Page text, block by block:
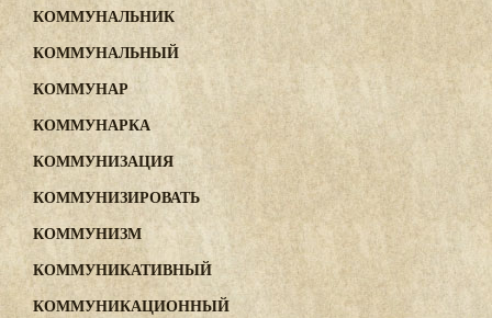
КОММУНАЛЬНИК
КОММУНАЛЬНЫЙ
КОММУНАР
КОММУНАРКА
КОММУНИЗАЦИЯ
КОММУНИЗИРОВАТЬ
КОММУНИЗМ
КОММУНИКАТИВНЫЙ
КОММУНИКАЦИОННЫЙ